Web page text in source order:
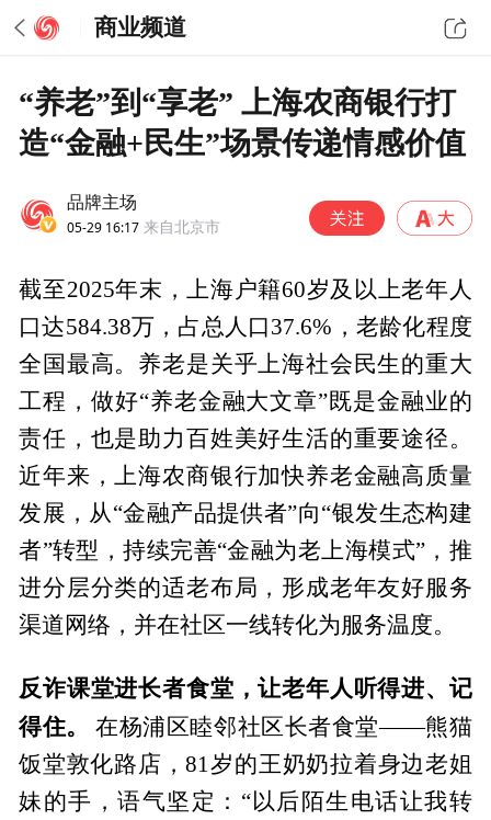
商业频道
“养老”到“享老” 上海农商银行打
造“金融+民生”场景传递情感价值
品牌主场
05-29 16:17 来自北京市
截至2025年末，上海户籍60岁及以上老年人
口达584.38万，占总人口37.6%，老龄化程度
全国最高。养老是关乎上海社会民生的重大
工程，做好“养老金融大文章”既是金融业的
责任，也是助力百姓美好生活的重要途径。
近年来，上海农商银行加快养老金融高质量
发展，从“金融产品提供者”向“银发生态构建
者”转型，持续完善“金融为老上海模式”，推
进分层分类的适老布局，形成老年友好服务
渠道网络，并在社区一线转化为服务温度。
反诈课堂进长者食堂，让老年人听得进、记
得住。在杨浦区睦邻社区长者食堂——熊猫
饭堂敦化路店，81岁的王奶奶拉着身边老姐
妹的手，语气坚定：“以后陌生电话让我转